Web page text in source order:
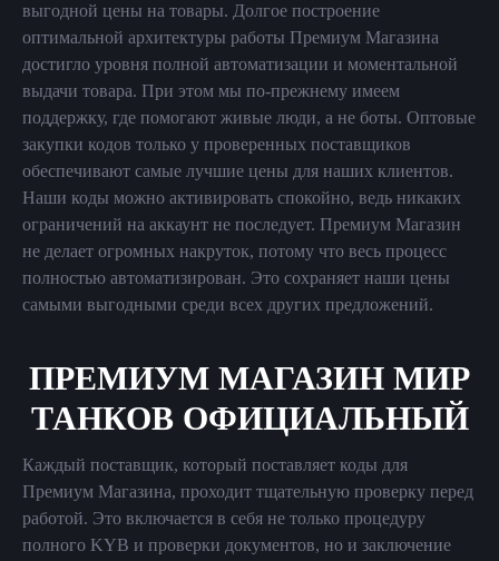
выгодной цены на товары. Долгое построение
оптимальной архитектуры работы Премиум Магазина
достигло уровня полной автоматизации и моментальной
выдачи товара. При этом мы по-прежнему имеем
поддержку, где помогают живые люди, а не боты. Оптовые
закупки кодов только у проверенных поставщиков
обеспечивают самые лучшие цены для наших клиентов.
Наши коды можно активировать спокойно, ведь никаких
ограничений на аккаунт не последует. Премиум Магазин
не делает огромных накруток, потому что весь процесс
полностью автоматизирован. Это сохраняет наши цены
самыми выгодными среди всех других предложений.
ПРЕМИУМ МАГАЗИН МИР
ТАНКОВ ОФИЦИАЛЬНЫЙ
Каждый поставщик, который поставляет коды для
Премиум Магазина, проходит тщательную проверку перед
работой. Это включается в себя не только процедуру
полного KYB и проверки документов, но и заключение